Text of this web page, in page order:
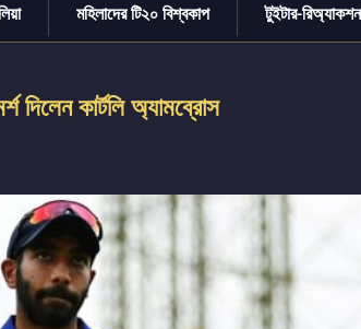
মহিলাদের টি২০ বিশ্বকাপ টুইটার-রিঅ্যাকশন
দিলেন কার্টলি অ্যামব্রোস